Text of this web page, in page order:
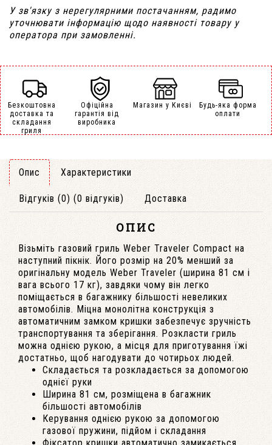
У зв'язку з нерегулярними постачанням, радимо
уточнювати інформацію щодо наявності товару у
оператора при замовленні.
Безкоштовна
доставка та
складання
гриля
Офіційна
гарантія від
виробника
Магазин у Києві
Будь-яка форма
оплати
Опис Характеристики
Відгуків (0) (0 відгуків) Доставка
ОПИС
Візьміть газовий гриль Weber Traveler Compact на
наступний пікнік. Його розмір на 20% менший за
оригінальну модель Weber Traveler (ширина 81 см і
вага всього 17 кг), завдяки чому він легко
поміщається в багажнику більшості невеликих
автомобілів. Міцна монолітна конструкція з
автоматичним замком кришки забезпечує зручність
транспортування та зберігання. Розкласти гриль
можна однією рукою, а місця для приготування їжі
достатньо, щоб нагодувати до чотирьох людей.
Складається та розкладається за допомогою
однієї руки
Ширина 81 см, розміщена в багажник
більшості автомобілів
Керування однією рукою за допомогою
газової пружини, підйом і складання
Фіксатор кришки автоматично замикається